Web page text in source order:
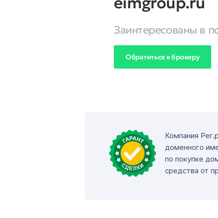
Заинтересованы в
Обратиться к брокеру
Компания
доменного
по покупке
средства от